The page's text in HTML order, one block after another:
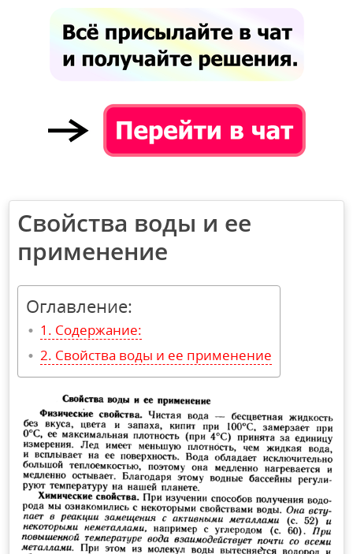
Свойства воды и ее
применение
Оглавление:
Содержание:
Свойства воды и ее применение